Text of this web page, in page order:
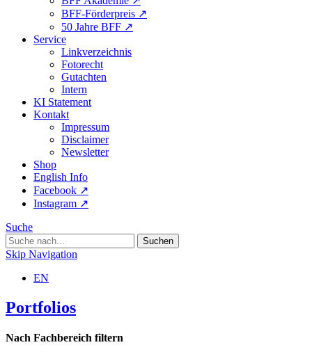
BFF-Förderpreis ↗︎
50 Jahre BFF ↗︎
Service
Linkverzeichnis
Fotorecht
Gutachten
Intern
KI Statement
Kontakt
Impressum
Disclaimer
Newsletter
Shop
English Info
Facebook ↗︎
Instagram ↗︎
Suche
Skip Navigation
EN
Portfolios
Nach Fachbereich filtern